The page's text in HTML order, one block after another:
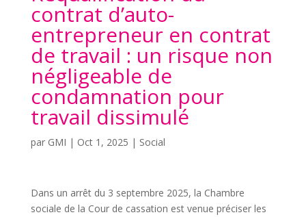
contrat d’auto-
entrepreneur en contrat
de travail : un risque non
négligeable de
condamnation pour
travail dissimulé
par GMI | Oct 1, 2025 | Social
Dans un arrêt du 3 septembre 2025, la Chambre
sociale de la Cour de cassation est venue préciser les